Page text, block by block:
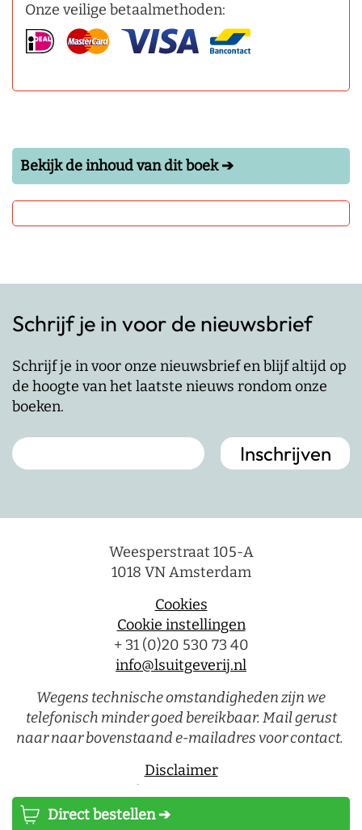
Direct bestellen ➔
Onze veilige betaalmethoden:
Bekijk de inhoud van dit boek ➔
Schrijf je in voor de nieuwsbrief
Schrijf je in voor onze nieuwsbrief en blijf altijd op
de hoogte van het laatste nieuws rondom onze
boeken.
Weesperstraat 105-A
1018 VN Amsterdam
Cookies
Cookie instellingen
+ 31 (0)20 530 73 40
info@lsuitgeverij.nl
Wegens technische omstandigheden zijn we
telefonisch minder goed bereikbaar. Mail gerust
naar naar bovenstaand e-mailadres voor contact.
Disclaimer
Privacystatement
Luitingh-Sijthoff © 2026